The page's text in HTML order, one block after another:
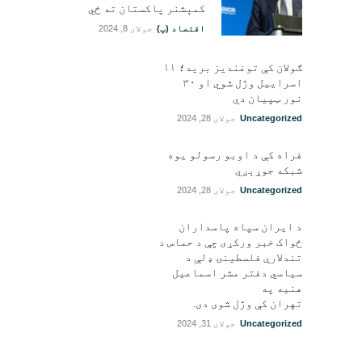
کمېشنر پاکستان ته ځي
اقتصاد (پ) جولای 8, 2024
ګولان کې توغندیز برید؛ ۱۱
اسراییل وژل شوي او ۳۰
نور ټپيان دي
Uncategorized جولای 28, 2024
فراه کې د اوبو رسولو یوه
شبکه جوړېږي
Uncategorized جولای 28, 2024
د ایران سپاه پاسداران
ځواک خبر ورکړی چې د حماس د
تندلارې فلسطينۍ ډلې د
سیاسي دفتر مشر اسماعیل
هنيه په
تهران کې وژل شوی دی.
Uncategorized جولای 31, 2024